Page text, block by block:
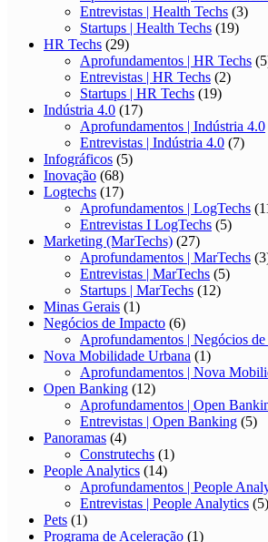
Entrevistas | Health Techs (3)
Startups | Health Techs (19)
HR Techs (29)
Aprofundamentos | HR Techs
Entrevistas | HR Techs (2)
Startups | HR Techs (19)
Indústria 4.0 (17)
Aprofundamentos | Indústria 4.0
Entrevistas | Indústria 4.0 (7)
Infográficos (5)
Inovação (68)
Logtechs (17)
Aprofundamentos | LogTechs
Entrevistas I LogTechs (5)
Marketing (MarTechs) (27)
Aprofundamentos | MarTechs
Entrevistas | MarTechs (5)
Startups | MarTechs (12)
Minas Gerais (1)
Negócios de Impacto (6)
Aprofundamentos | Negócios
Nova Mobilidade Urbana (1)
Aprofundamentos | Nova
Open Banking (12)
Aprofundamentos | Open
Entrevistas | Open Banking (5)
Panoramas (4)
Construtechs (1)
People Analytics (14)
Aprofundamentos | People
Entrevistas | People Analytics (5)
Pets (1)
Programa de Aceleração (1)